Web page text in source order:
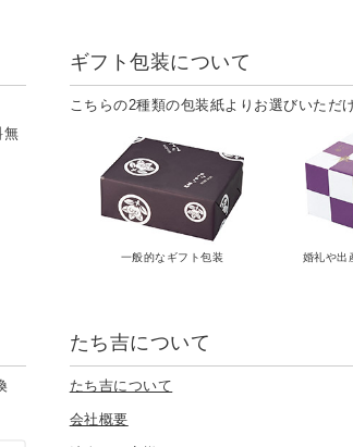
無
ギフト包装について
こちらの2種類の包装紙よりお選びいただ
一般的なギフト包装 婚礼や出
たち吉について
たち吉について
会社概要